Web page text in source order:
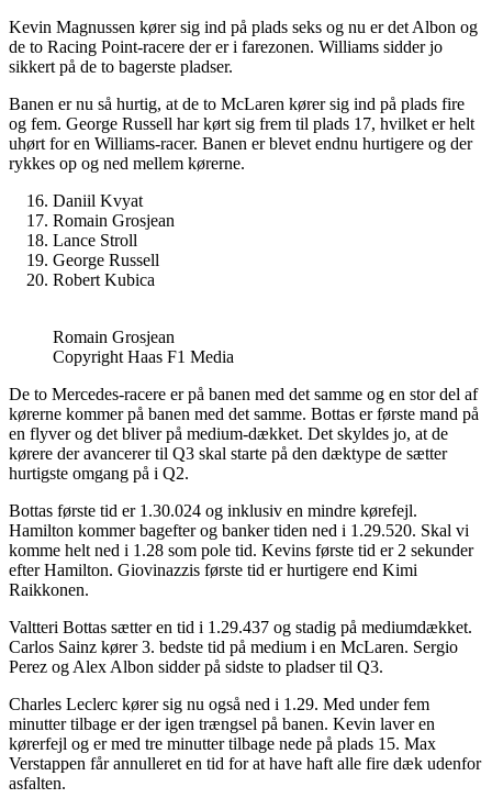
Kevin Magnussen kører sig ind på plads seks og nu er det Albon og
de to Racing Point-racere der er i farezonen. Williams sidder jo
sikkert på de to bagerste pladser.
Banen er nu så hurtig, at de to McLaren kører sig ind på plads fire
og fem. George Russell har kørt sig frem til plads 17, hvilket er helt
uhørt for en Williams-racer. Banen er blevet endnu hurtigere og der
rykkes op og ned mellem kørerne.
Daniil Kvyat
Romain Grosjean
Lance Stroll
George Russell
Robert Kubica
Romain Grosjean
Copyright Haas F1 Media
De to Mercedes-racere er på banen med det samme og en stor del af
kørerne kommer på banen med det samme. Bottas er første mand på
en flyver og det bliver på medium-dækket. Det skyldes jo, at de
kørere der avancerer til Q3 skal starte på den dæktype de sætter
hurtigste omgang på i Q2.
Bottas første tid er 1.30.024 og inklusiv en mindre kørefejl.
Hamilton kommer bagefter og banker tiden ned i 1.29.520. Skal vi
komme helt ned i 1.28 som pole tid. Kevins første tid er 2 sekunder
efter Hamilton. Giovinazzis første tid er hurtigere end Kimi
Raikkonen.
Valtteri Bottas sætter en tid i 1.29.437 og stadig på mediumdækket.
Carlos Sainz kører 3. bedste tid på medium i en McLaren. Sergio
Perez og Alex Albon sidder på sidste to pladser til Q3.
Charles Leclerc kører sig nu også ned i 1.29. Med under fem
minutter tilbage er der igen trængsel på banen. Kevin laver en
kørerfejl og er med tre minutter tilbage nede på plads 15. Max
Verstappen får annulleret en tid for at have haft alle fire dæk udenfor
asfalten.